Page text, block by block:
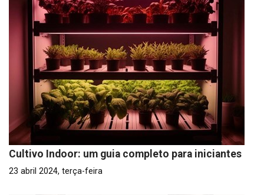
Cultivo Indoor: um guia completo para iniciantes
23 abril 2024, terça-feira